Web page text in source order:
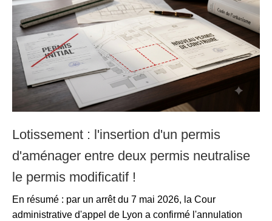
Lotissement : l'insertion d'un permis
d'aménager entre deux permis neutralise
le permis modificatif !
En résumé : par un arrêt du 7 mai 2026, la Cour
administrative d'appel de Lyon a confirmé l'annulation